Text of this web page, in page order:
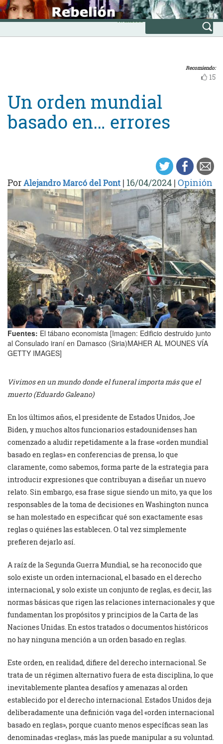
Skip
to
content
INICIO
Avanzada
Recomiendo:
15
Un orden mundial
basado en… errores
PorAlejandro Marcó del Pont | 16/04/2024 | Opinión
Fuentes: El tábano economista [Imagen: Edificio destruido junto
al Consulado iraní en Damasco (Siria)MAHER AL MOUNES VÍA
GETTY IMAGES]
Vivimos en un mundo donde el funeral importa más que el
muerto (Eduardo Galeano)
En los últimos años, el presidente de Estados Unidos, Joe
Biden, y muchos altos funcionarios estadounidenses han
comenzado a aludir repetidamente a la frase «orden mundial
basado en reglas» en conferencias de prensa, lo que
claramente, como sabemos, forma parte de la estrategia para
introducir expresiones que contribuyan a diseñar un nuevo
relato. Sin embargo, esa frase sigue siendo un mito, ya que los
responsables de la toma de decisiones en Washington nunca
se han molestado en especificar qué son exactamente esas
reglas o quiénes las establecen. O tal vez simplemente
prefieren dejarlo así.
A raíz de la Segunda Guerra Mundial, se ha reconocido que
solo existe un orden internacional, el basado en el derecho
internacional, y solo existe un conjunto de reglas, es decir, las
normas básicas que rigen las relaciones internacionales y que
fundamentan los propósitos y principios de la Carta de las
Naciones Unidas. En estos tratados o documentos históricos
no hay ninguna mención a un orden basado en reglas.
Este orden, en realidad, difiere del derecho internacional. Se
trata de un régimen alternativo fuera de esta disciplina, lo que
inevitablemente plantea desafíos y amenazas al orden
establecido por el derecho internacional. Estados Unidos deja
deliberadamente una definición vaga del «orden internacional
basado en reglas», porque cuanto menos específicas sean las
denominadas «reglas», más las puede manipular a su voluntad.